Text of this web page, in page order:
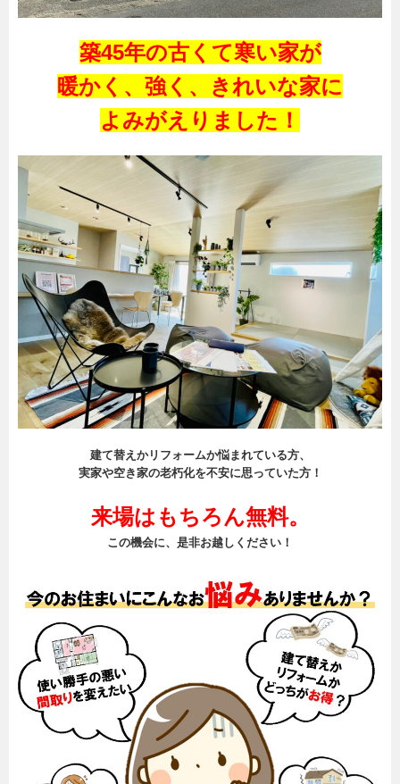
築45年の古くて寒い家が
暖かく、 強く、きれいな家に
よみがえりました！
建て替えかリフォームか悩まれている方、
実家や空き家の老朽化を不安に思っていた方！
来場はもちろん無料。
この機会に、是非お越しください！